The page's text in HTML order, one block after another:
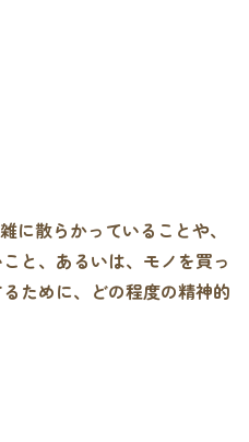
に散らかっていることや、
と、あるいは、モノを買っ
ために、どの程度の精神的